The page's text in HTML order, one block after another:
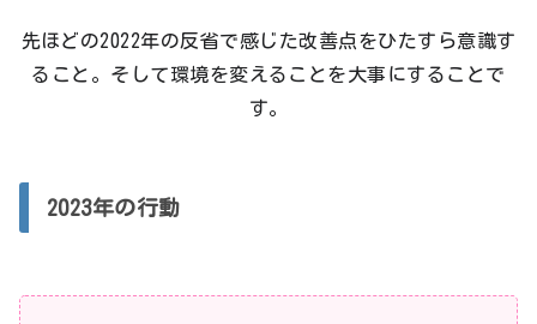
先ほどの2022年の反省で感じた改善点をひたすら意識す
ること。そして環境を変えることを大事にすることで
す。
2023年の行動